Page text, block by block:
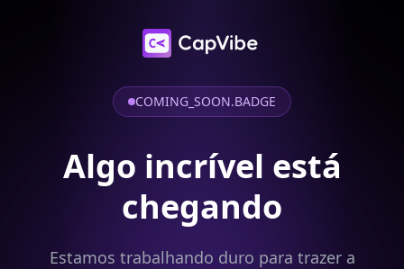
COMING_SOON.BADGE
Algo incrível está
chegando
Estamos trabalhando duro para trazer a